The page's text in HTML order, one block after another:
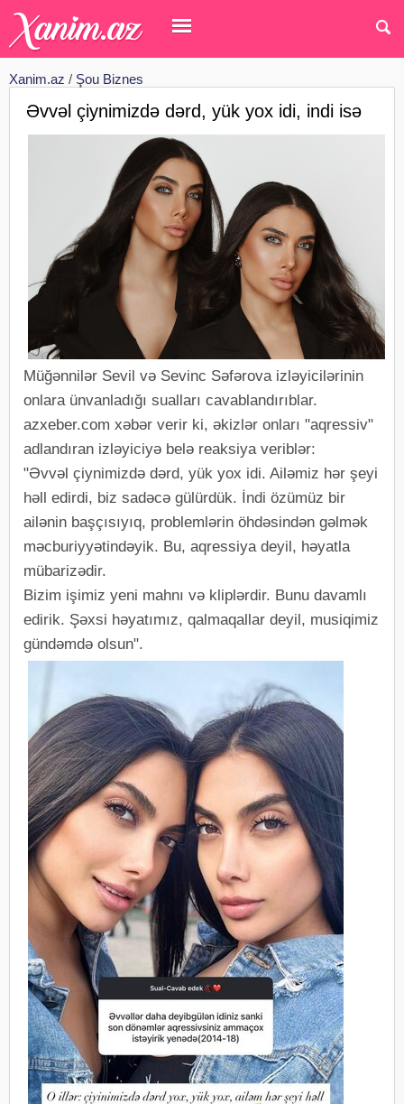
Xanim.az / Şou Biznes
Əvvəl çiynimizdə dərd, yük yox idi, indi isə
Müğənnilər Sevil və Sevinc Səfərova izləyicilərinin
onlara ünvanladığı sualları cavablandırıblar.
azxeber.com xəbər verir ki, əkizlər onları "aqressiv"
adlandıran izləyiciyə belə reaksiya veriblər:
"Əvvəl çiynimizdə dərd, yük yox idi. Ailəmiz hər şeyi
həll edirdi, biz sadəcə gülürdük. İndi özümüz bir
ailənin başçısıyıq, problemlərin öhdəsindən gəlmək
məcburiyyətindəyik. Bu, aqressiya deyil, həyatla
mübarizədir.
Bizim işimiz yeni mahnı və kliplərdir. Bunu davamlı
edirik. Şəxsi həyatımız, qalmaqallar deyil, musiqimiz
gündəmdə olsun".